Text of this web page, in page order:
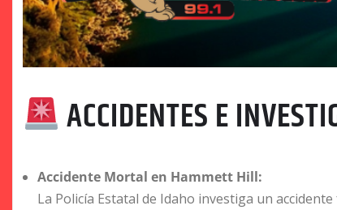
ACCIDENTES E
Accidente Mortal en Hammett Hill:
La Policía Estatal de Idaho investiga un